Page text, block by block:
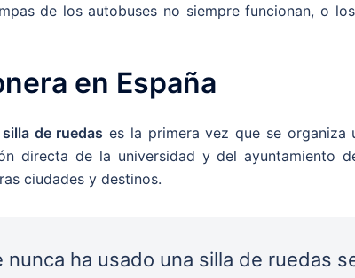
de los autobuses no siempre funcionan, o
en España
de ruedas es la primera vez que se organiza
directa de la universidad y del ayuntamiento
ciudades y destinos.
nunca ha usado una silla de ruedas